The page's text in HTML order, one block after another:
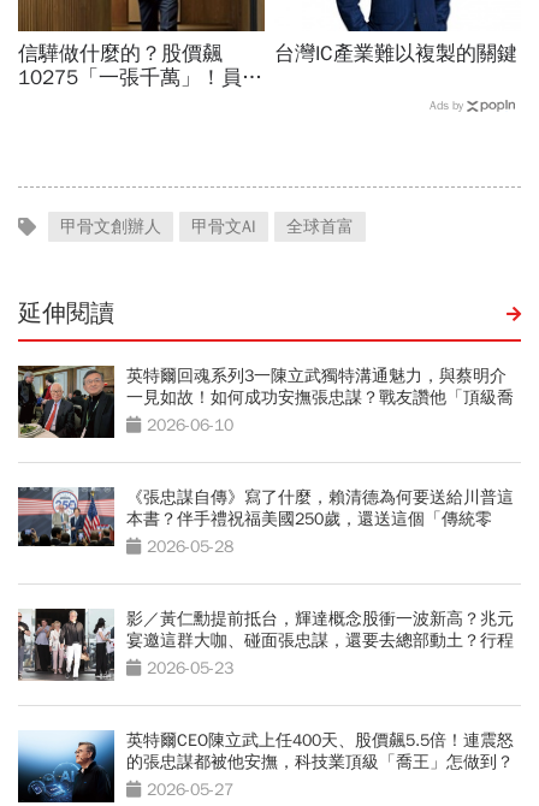
信驊做什麼的？股價飆
10275「一張千萬」！員工
台灣IC產業難以複製的關鍵
Ads by
甲骨文創辦人 甲骨文AI 全球首富
延伸閱讀
英特爾回魂系列3一陳立武獨特溝通魅力，與蔡明介
一見如故！如何成功安撫張忠謀？戰友讚他「頂級喬
王」2026-06-10
《張忠謀自傳》寫了什麼，賴清德為何要送給川普這
本書？伴手禮祝福美國250歲，還送這個「傳統零
食」2026-05-28
影／黃仁勳提前抵台，輝達概念股衝一波新高？兆元
宴邀這群大咖、碰面張忠謀，還要去總部動土？行程
曝光2026-05-23
英特爾CEO陳立武上任400天、股價飆5.5倍！連震怒
的張忠謀都被他安撫，科技業頂級「喬王」怎做到？
2026-05-27